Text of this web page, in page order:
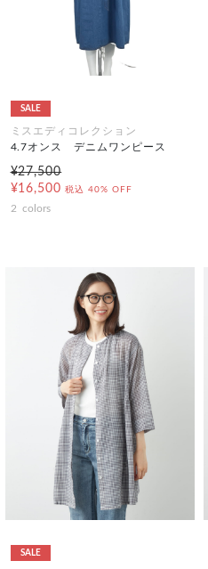
SALE
ミスエディコレクション
4.7オンス デニムワンピース
¥27,500
¥16,500 税込 40% OFF
2 colors
SALE